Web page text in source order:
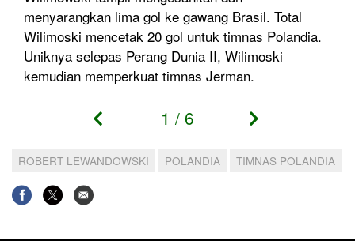
menyarangkan lima gol ke gawang Brasil. Total
Wilimoski mencetak 20 gol untuk timnas Polandia.
Uniknya selepas Perang Dunia II, Wilimoski
kemudian memperkuat timnas Jerman.
1 / 6
ROBERT LEWANDOWSKI POLANDIA TIMNAS POLANDIA